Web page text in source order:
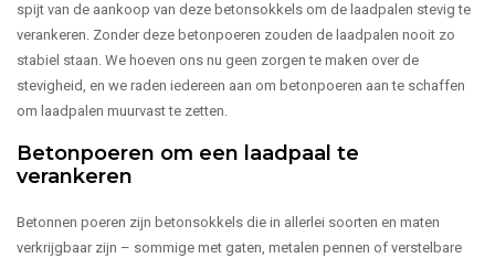
spijt van de aankoop van deze betonsokkels om de laadpalen stevig te
verankeren. Zonder deze betonpoeren zouden de laadpalen nooit zo
stabiel staan. We hoeven ons nu geen zorgen te maken over de
stevigheid, en we raden iedereen aan om betonpoeren aan te schaffen
om laadpalen muurvast te zetten.
Betonpoeren om een laadpaal te
verankeren
Betonnen poeren zijn betonsokkels die in allerlei soorten en maten
verkrijgbaar zijn – sommige met gaten, metalen pennen of verstelbare